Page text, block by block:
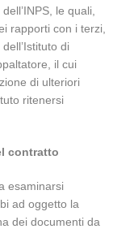
le quali,
rapporti con i terzi,
di
il cui
di ulteriori
ritenersi
contratto
esaminarsi
ad oggetto la
dei documenti da